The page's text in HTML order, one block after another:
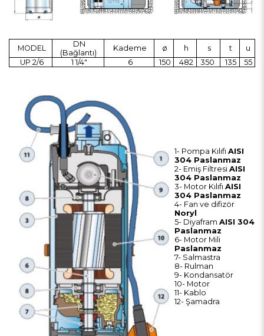
MODEL
DN
(Bağlantı)
Kademe ø h s t
u
UP 2/6
1 1/4" 6 150 482 350 135 55
1- Pompa Kılıfı AISI
304 Paslanmaz
2- Emiş Filtresi AISI
304 Paslanmaz
3- Motor Kılıfı AISI
304 Paslanmaz
4- Fan ve difizör
Noryl
5- Diyafram AISI 304
Paslanmaz
6- Motor Mili
Paslanmaz
7- Salmastra
8- Rulman
9- Kondansatör
10- Motor
11- Kablo
12- Şamadra